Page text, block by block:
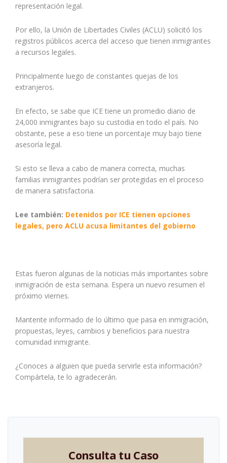
representación legal.
Por ello, la Unión de Libertades Civiles (ACLU) solicitó los
registros públicos acerca del acceso que tienen inmigrantes
a recursos legales.
Principalmente luego de constantes quejas de los
extranjeros.
En efecto, se sabe que ICE tiene un promedio diario de
24,000 inmigrantes bajo su custodia en todo el país. No
obstante, pese a eso tiene un porcentaje muy bajo tiene
asesoría legal.
Si esto se lleva a cabo de manera correcta, muchas
familias inmigrantes podrían ser protegidas en el proceso
de manera satisfactoria.
Lee también: Detenidos por ICE tienen opciones
legales, pero ACLU acusa limitantes del gobierno
Estas fueron algunas de la noticias más importantes sobre
inmigración de esta semana. Espera un nuevo resumen el
próximo viernes.
Mantente informado de lo último que pasa en inmigración,
propuestas, leyes, cambios y beneficios para nuestra
comunidad inmigrante.
¿Conoces a alguien que pueda servirle esta información?
Compártela, te lo agradecerán.
Consulta tu Caso